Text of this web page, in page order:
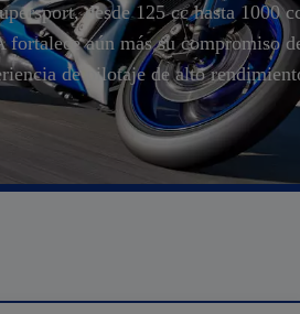
desde 125 cc hasta 1000
aún más su compromiso
de pilotaje de alto